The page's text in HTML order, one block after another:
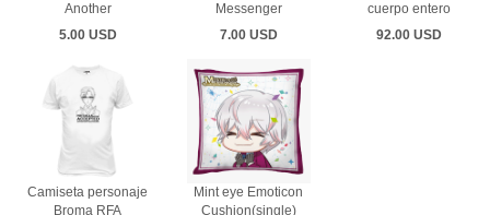
Another
5.00 USD
Messenger
7.00 USD
cuerpo entero
92.00 USD
Camiseta personaje
Broma RFA
Mint eye Emoticon
Cushion(single)